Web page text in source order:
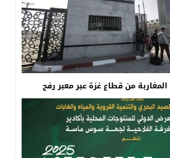
من قطاع غزة عبر معبر رفح